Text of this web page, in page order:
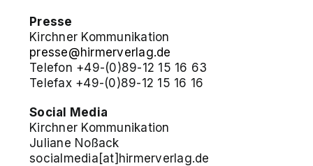
Presse
Kirchner Kommunikation
presse@hirmerverlag.de
Telefon +49-(0)89-12 15 16 63
Telefax +49-(0)89-12 15 16 16
Social Media
Kirchner Kommunikation
Juliane Noßack
socialmedia[at]hirmerverlag.de